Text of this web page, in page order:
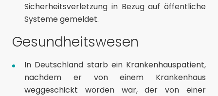
Sicherheitsverletzung in Bezug auf öffentliche
Systeme gemeldet.
Gesundheitswesen
In Deutschland starb ein Krankenhauspatient,
nachdem er von einem Krankenhaus
weggeschickt worden war, der von einer